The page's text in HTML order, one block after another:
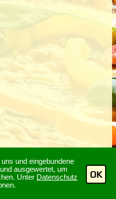
und eingebundene
ausgewertet, um
Unter Datenschutz
OK